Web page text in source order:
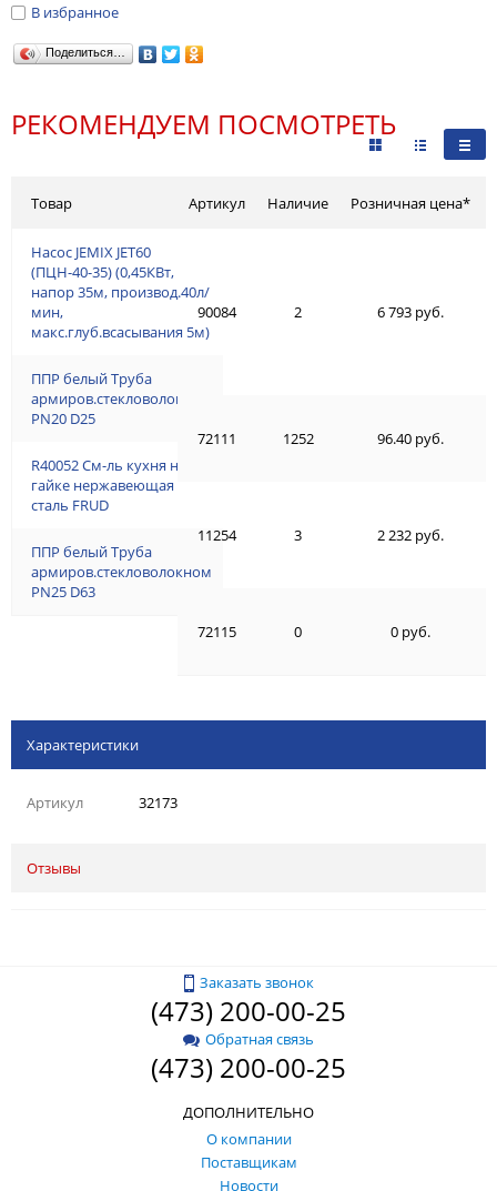
В избранное
Поделиться…
РЕКОМЕНДУЕМ ПОСМОТРЕТЬ
Товар
Насос JEMIX JET60
(ПЦН-40-35) (0,45КВт,
напор 35м, производ.40л/
мин,
макс.глуб.всасывания 5м)
ППР белый Труба
армиров.стекловолокном
PN20 D25
R40052 См-ль кухня на
гайке нержавеющая
сталь FRUD
ППР белый Труба
армиров.стекловолокном
PN25 D63
Артикул Наличие Розничная цена*
90084 2 6 793 руб.
72111 1252 96.40 руб.
11254 3 2 232 руб.
72115 0 0 руб.
Характеристики
Артикул 32173
Отзывы
Заказать звонок
(473) 200-00-25
Обратная связь
(473) 200-00-25
ДОПОЛНИТЕЛЬНО
О компании
Поставщикам
Новости